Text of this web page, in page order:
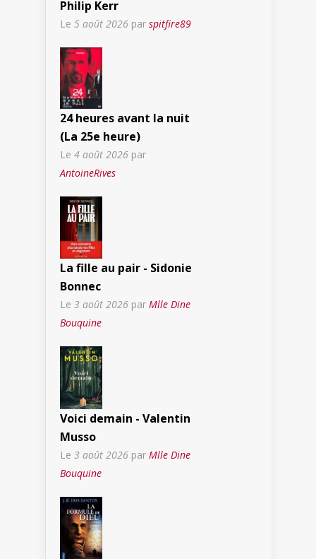
Philip Kerr
Le 5 août 2026 par spitfire89
24 heures avant la nuit
(La 25e heure)
Le 4 août 2026 par
AntoineRives
La fille au pair - Sidonie
Bonnec
Le 3 août 2026 par Mlle Dine
Bouquine
Voici demain - Valentin
Musso
Le 3 août 2026 par Mlle Dine
Bouquine